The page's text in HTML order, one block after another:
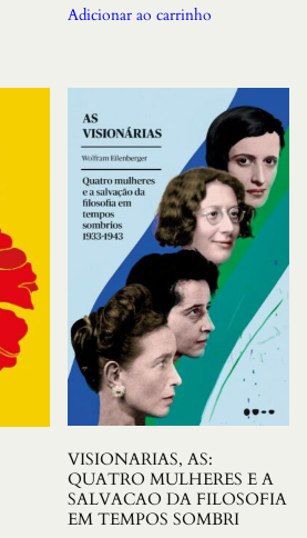
Adicionar ao carrinho
VISIONARIAS, AS:
QUATRO MULHERES E A
SALVACAO DA FILOSOFIA
EM TEMPOS SOMBRI